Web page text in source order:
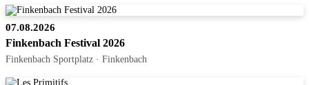
07.08.2026
Finkenbach Festival 2026
Finkenbach Sportplatz · Finkenbach